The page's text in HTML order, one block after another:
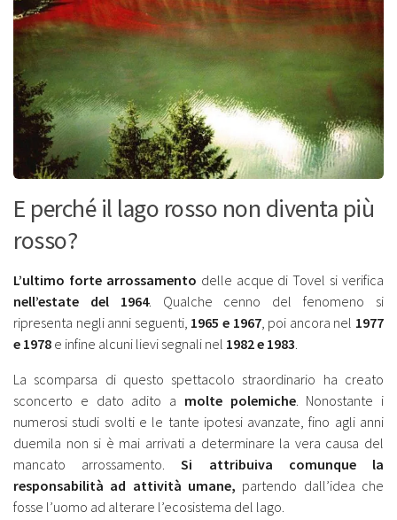
E perché il lago rosso non diventa più
rosso?
L’ultimo forte arrossamento delle acque di Tovel si verifica
nell’estate del 1964. Qualche cenno del fenomeno si
ripresenta negli anni seguenti, 1965 e 1967, poi ancora nel 1977
e 1978 e infine alcuni lievi segnali nel 1982 e 1983
La scomparsa di questo spettacolo straordinario ha creato
sconcerto e dato adito a molte polemiche. Nonostante i
numerosi studi svolti e le tante ipotesi avanzate, fino agli anni
duemila non si è mai arrivati a determinare la vera causa del
mancato arrossamento.Si attribuiva comunque la
responsabilità ad attività umane, partendo dall’idea che
fosse l’uomo ad alterare l’ecosistema del lago.